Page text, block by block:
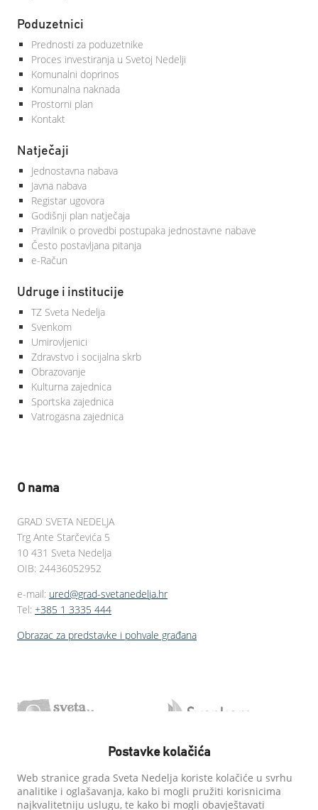
Poduzetnici
Prednosti za poduzetnike
Proces investiranja u Svetoj Nedelji
Komunalni doprinos
Komunalna naknada
Prostorni plan
Kontakt
Natječaji
Jednostavna nabava
Javna nabava
Registar ugovora
Godišnji plan natječaja
Pravilnik o provedbi postupaka jednostavne nabave
Često postavljana pitanja
e-Račun
Udruge i institucije
TZ Sveta Nedelja
Svenkom
Umirovljenici
Zdravstvo i socijalna skrb
Obrazovanje
Kulturna zajednica
Sportska zajednica
Vatrogasna zajednica
O nama
GRAD SVETA NEDELJA
Trg Ante Starčevića 5
10 431 Sveta Nedelja
OIB: 24436052952
e-mail: ured@grad-svetanedelja.hr
Tel: +385 1 3335 444
Obrazac za predstavke i pohvale građana
Postavke kolačića
Web stranice grada Sveta Nedelja koriste kolačiće u svrhu
analitike i oglašavanja, kako bi mogli pružiti korisnicima
najkvalitetniju uslugu, te kako bi mogli obavještavati